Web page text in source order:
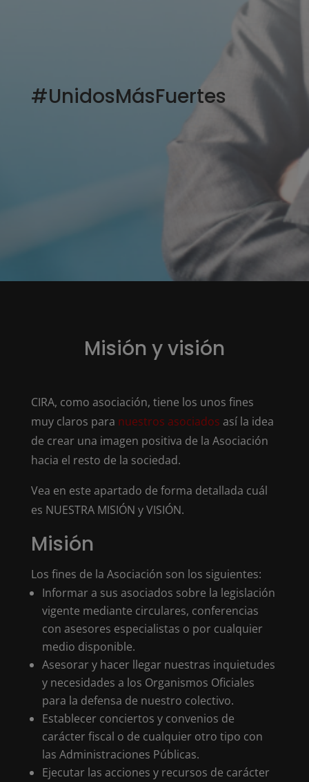
#UnidosMásFuertes
Misión y visión
CIRA, como asociación, tiene los unos fines
muy claros para nuestros asociados así la idea
de crear una imagen positiva de la Asociación
hacia el resto de la sociedad.
Vea en este apartado de forma detallada cuál
es NUESTRA MISIÓN y VISIÓN.
Misión
Los fines de la Asociación son los siguientes:
Informar a sus asociados sobre la legislación
vigente mediante circulares, conferencias
con asesores especialistas o por cualquier
medio disponible.
Asesorar y hacer llegar nuestras inquietudes
y necesidades a los Organismos Oficiales
para la defensa de nuestro colectivo.
Establecer conciertos y convenios de
carácter fiscal o de cualquier otro tipo con
las Administraciones Públicas.
Ejecutar las acciones y recursos de carácter